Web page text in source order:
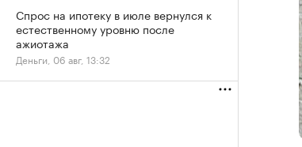
Спрос на ипотеку в июле вернулся к
естественному уровню после
ажиотажа
Деньги, 06 авг, 13:32